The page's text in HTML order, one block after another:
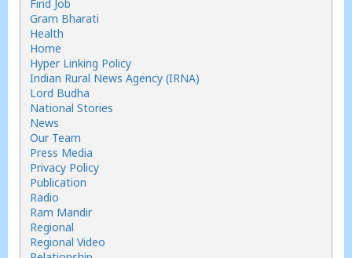
Find Job
Gram Bharati
Health
Home
Hyper Linking Policy
Indian Rural News Agency (IRNA)
Lord Budha
National Stories
News
Our Team
Press Media
Privacy Policy
Publication
Radio
Ram Mandir
Regional
Regional Video